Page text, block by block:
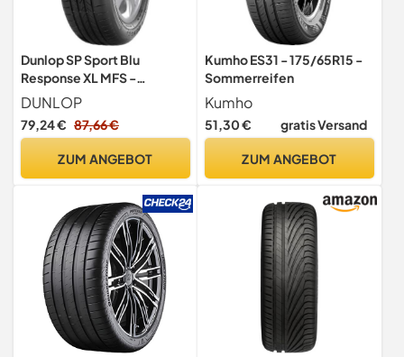
Dunlop SP Sport Blu
Response XL MFS -
225/45R17 94W -
Sommerreifen
DUNLOP
79,24 € 87,66 €
ZUM ANGEBOT
Kumho ES31 - 175/65R15 -
Sommerreifen
Kumho
51,30 € gratis Versand
ZUM ANGEBOT